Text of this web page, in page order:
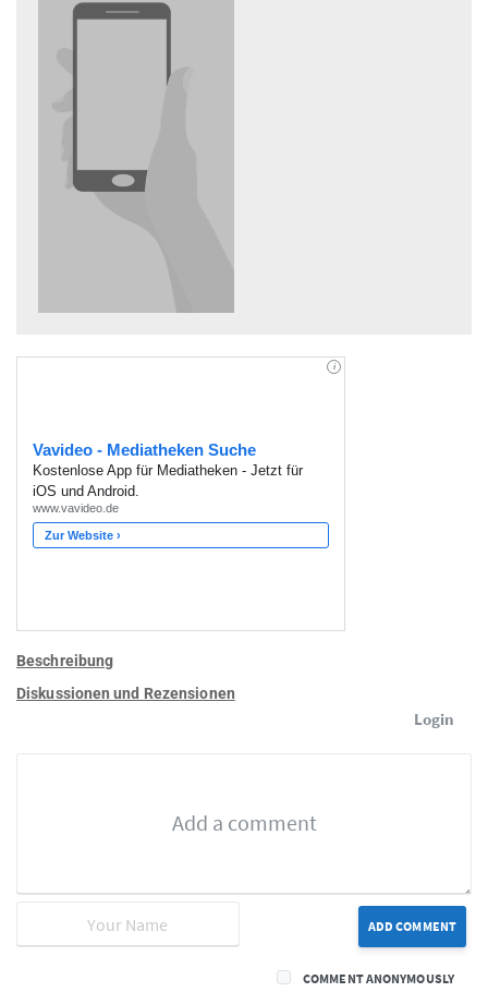
Beschreibung
Diskussionen und Rezensionen
Login
ADD COMMENT
COMMENT ANONYMOUSLY